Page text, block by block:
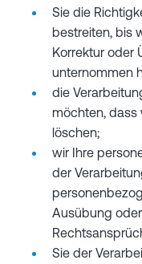
Sie die
bestreiten, bis
Korrektur oder
unternommen
die
möchten, dass
löschen;
wir Ihre
der
Ausübung
Sie der